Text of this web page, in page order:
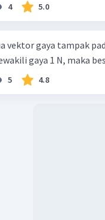
4 5.0
vektor gaya tampak pada
gaya 1 N, maka
5 4.8